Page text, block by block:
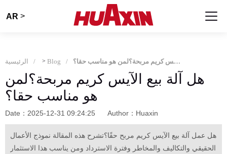
AR >
الرئيسية > Blog هل آلة بيع الآيس كريم مربحة؟لمن هو مناسب حقا؟
هل آلة بيع الآيس كريم مربحة؟لمن
هو مناسب حقا؟
Date：2025-12-31 09:24:25 Author：Huaxin
هل عمل آلة بيع الآيس كريم مربح حقًا؟تشرح هذه المقالة نموذج الأعمال
الحقيقي والتكاليف والمخاطر وفترة الاسترداد ومن يناسب هذا الاستثمار